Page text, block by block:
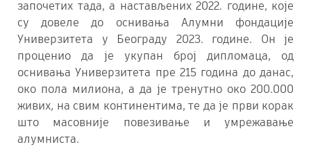
започетих тада, а настављених 2022. године, које
су довеле до оснивања Алумни фондације
Универзитета у Београду 2023. године. Он је
проценио да је укупан број дипломаца, од
оснивања Универзитета пре 215 година до данас,
око пола милиона, а да је тренутно око 200.000
живих, на свим континентима, те да је први корак
што масовније повезивање и умрежавање
алумниста.